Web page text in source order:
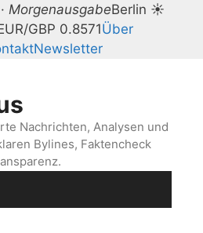
MorgenausgabeBerlin ☀
GBP 0.8571Über
Newsletter
Nachrichten, Analysen und
Bylines, Faktencheck